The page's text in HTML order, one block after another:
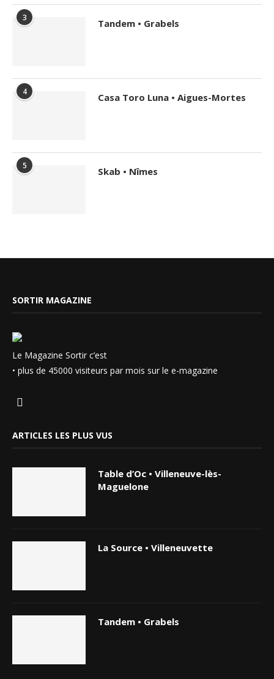
3 Tandem • Grabels
4 Casa Toro Luna • Aigues-Mortes
5 Skab • Nîmes
SORTIR MAGAZINE
Le Magazine Sortir c’est
• plus de 45000 visiteurs par mois sur le e-magazine
ARTICLES LES PLUS VUS
Table d’Oc • Villeneuve-lès-
Maguelone
La Source • Villeneuvette
Tandem • Grabels